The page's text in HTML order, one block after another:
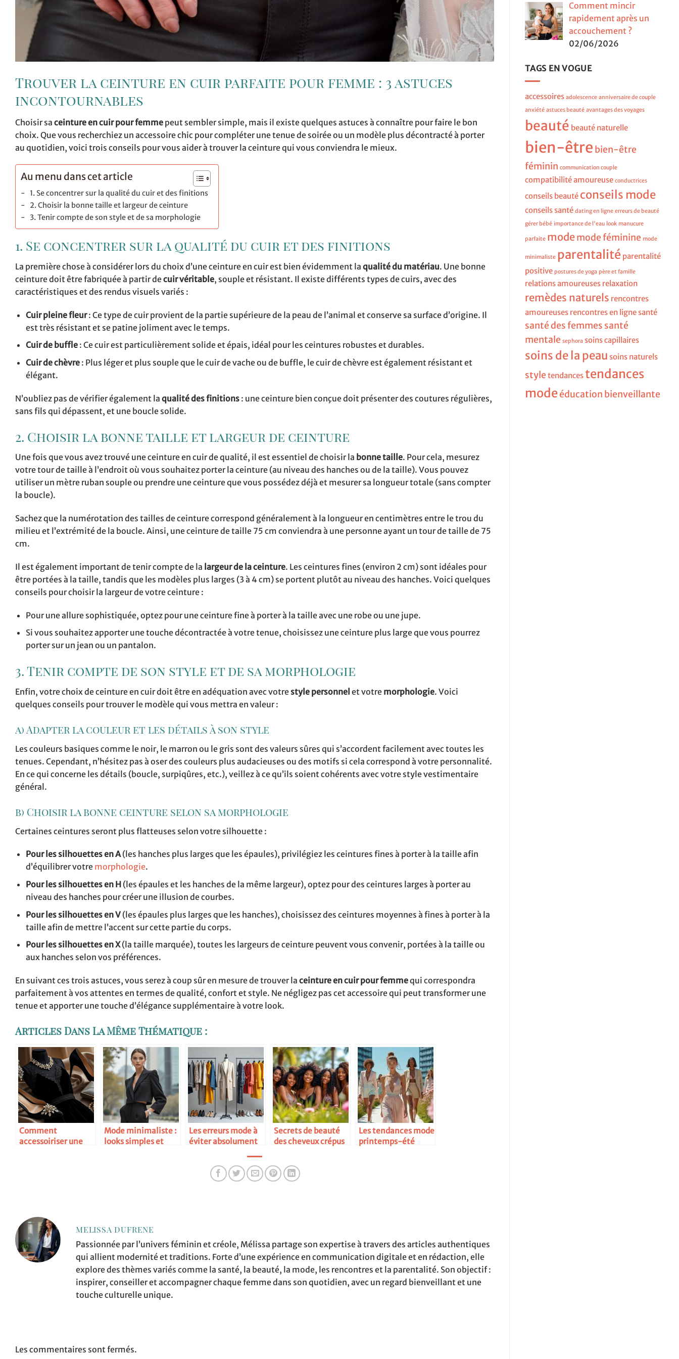
Trouver la ceinture en cuir parfaite pour femme : 3 astuces
incontournables
Choisir sa ceinture en cuir pour femme peut sembler simple, mais il existe quelques astuces à connaître pour faire le bon
choix. Que vous recherchiez un accessoire chic pour compléter une tenue de soirée ou un modèle plus décontracté à porter
au quotidien, voici trois conseils pour vous aider à trouver la ceinture qui vous conviendra le mieux.
Au menu dans cet article
1. Se concentrer sur la qualité du cuir et des finitions
2. Choisir la bonne taille et largeur de ceinture
3. Tenir compte de son style et de sa morphologie
1. Se concentrer sur la qualité du cuir et des finitions
La première chose à considérer lors du choix d’une ceinture en cuir est bien évidemment la qualité du matériau. Une bonne
ceinture doit être fabriquée à partir decuir véritable, souple et résistant. Il existe différents types de cuirs, avec des
caractéristiques et des rendus visuels variés :
Cuir pleine fleur: Ce type de cuir provient de la partie supérieure de la peau de l’animal et conserve sa surface d’origine. Il
est très résistant et se patine joliment avec le temps.
Cuir de buffle: Ce cuir est particulièrement solide et épais, idéal pour les ceintures robustes et durables.
Cuir de chèvre: Plus léger et plus souple que le cuir de vache ou de buffle, le cuir de chèvre est également résistant et
élégant.
N’oubliez pas de vérifier également la qualité des finitions : une ceinture bien conçue doit présenter des coutures régulières,
sans fils qui dépassent, et une boucle solide.
2. Choisir la bonne taille et largeur de ceinture
Une fois que vous avez trouvé une ceinture en cuir de qualité, il est essentiel de choisir la bonne taille. Pour cela, mesurez
votre tour de taille à l’endroit où vous souhaitez porter la ceinture (au niveau des hanches ou de la taille). Vous pouvez
utiliser un mètre ruban souple ou prendre une ceinture que vous possédez déjà et mesurer sa longueur totale (sans compter
la boucle).
Sachez que la numérotation des tailles de ceinture correspond généralement à la longueur en centimètres entre le trou du
milieu et l’extrémité de la boucle. Ainsi, une ceinture de taille 75 cm conviendra à une personne ayant un tour de taille de 75
cm.
Il est également important de tenir compte de la largeur de la ceinture. Les ceintures fines (environ 2 cm) sont idéales pour
être portées à la taille, tandis que les modèles plus larges (3 à 4 cm) se portent plutôt au niveau des hanches. Voici quelques
conseils pour choisir la largeur de votre ceinture :
Pour une allure sophistiquée, optez pour une ceinture fine à porter à la taille avec une robe ou une jupe.
Si vous souhaitez apporter une touche décontractée à votre tenue, choisissez une ceinture plus large que vous pourrez
porter sur un jean ou un pantalon.
3. Tenir compte de son style et de sa morphologie
Enfin, votre choix de ceinture en cuir doit être en adéquation avec votre style personnel et votre morphologie. Voici
quelques conseils pour trouver le modèle qui vous mettra en valeur :
a) Adapter la couleur et les détails à son style
Les couleurs basiques comme le noir, le marron ou le gris sont des valeurs sûres qui s’accordent facilement avec toutes les
tenues. Cependant, n’hésitez pas à oser des couleurs plus audacieuses ou des motifs si cela correspond à votre personnalité.
En ce qui concerne les détails (boucle, surpiqûres, etc.), veillez à ce qu’ils soient cohérents avec votre style vestimentaire
général.
b) Choisir la bonne ceinture selon sa morphologie
Certaines ceintures seront plus flatteuses selon votre silhouette :
Pour les silhouettes en A(les hanches plus larges que les épaules), privilégiez les ceintures fines à porter à la taille afin
d’équilibrer votre morphologie.
Pour les silhouettes en H (les épaules et les hanches de la même largeur), optez pour des ceintures larges à porter au
niveau des hanches pour créer une illusion de courbes.
Pour les silhouettes en V(les épaules plus larges que les hanches), choisissez des ceintures moyennes à fines à porter à la
taille afin de mettre l’accent sur cette partie du corps.
Pour les silhouettes en X(la taille marquée), toutes les largeurs de ceinture peuvent vous convenir, portées à la taille ou
aux hanches selon vos préférences.
En suivant ces trois astuces, vous serez à coup sûr en mesure de trouver la ceinture en cuir pour femmequi correspondra
parfaitement à vos attentes en termes de qualité, confort et style. Ne négligez pas cet accessoire qui peut transformer une
tenue et apporter une touche d’élégance supplémentaire à votre look.
Articles Dans La Même Thématique :
Comment
accessoiriser une
Mode minimaliste :
looks simples et
Les erreurs mode à
éviter absolument
Secrets de beauté
des cheveux crépus
Les tendances mode
printemps-été
MELISSA DUFRENE
Passionnée par l’univers féminin et créole, Mélissa partage son expertise à travers des articles authentiques
qui allient modernité et traditions. Forte d’une expérience en communication digitale et en rédaction, elle
explore des thèmes variés comme la santé, la beauté, la mode, les rencontres et la parentalité. Son objectif :
inspirer, conseiller et accompagner chaque femme dans son quotidien, avec un regard bienveillant et une
touche culturelle unique.
Les commentaires sont fermés.
Comment mincir
rapidement après un
accouchement ?
02/06/2026
TAGS EN VOGUE
accessoires adolescence anniversaire de couple
anxiété astuces beauté avantages des voyages
beauté beauté naturelle
bien-être bien-être
féminin communication couple
compatibilité amoureuse conductrices
conseils beauté conseils mode
conseils santé dating en ligne erreurs de beauté
gérer bébé importance de l'eau look manucure
parfaite modemode féminine mode
minimaliste parentalité parentalité
positive postures de yoga père et famille
relations amoureuses relaxation
remèdes naturels rencontres
amoureuses rencontres en ligne santé
santé des femmes santé
mentale sephora soins capillaires
soins de la peau soins naturels
style tendances tendances
mode éducation bienveillante